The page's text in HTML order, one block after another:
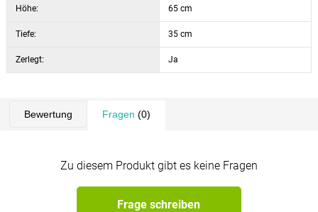
Höhe: 65 cm
Tiefe: 35 cm
Zerlegt: Ja
Bewertung Fragen (0)
Zu diesem Produkt gibt es keine Fragen
Frage schreiben